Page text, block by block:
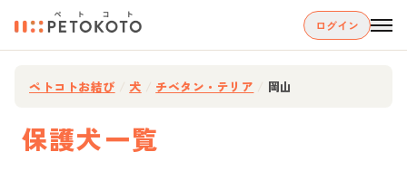
ログイン
ペトコトお結び 犬 チベタン・テリア 岡山
保護犬一覧